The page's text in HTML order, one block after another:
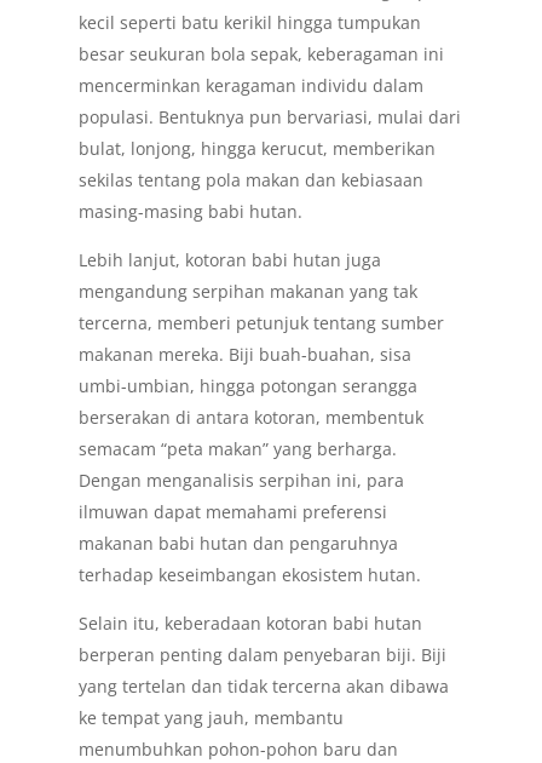
kecil seperti batu kerikil hingga tumpukan
besar seukuran bola sepak, keberagaman ini
mencerminkan keragaman individu dalam
populasi. Bentuknya pun bervariasi, mulai dari
bulat, lonjong, hingga kerucut, memberikan
sekilas tentang pola makan dan kebiasaan
masing-masing babi hutan.
Lebih lanjut, kotoran babi hutan juga
mengandung serpihan makanan yang tak
tercerna, memberi petunjuk tentang sumber
makanan mereka. Biji buah-buahan, sisa
umbi-umbian, hingga potongan serangga
berserakan di antara kotoran, membentuk
semacam “peta makan” yang berharga.
Dengan menganalisis serpihan ini, para
ilmuwan dapat memahami preferensi
makanan babi hutan dan pengaruhnya
terhadap keseimbangan ekosistem hutan.
Selain itu, keberadaan kotoran babi hutan
berperan penting dalam penyebaran biji. Biji
yang tertelan dan tidak tercerna akan dibawa
ke tempat yang jauh, membantu
menumbuhkan pohon-pohon baru dan